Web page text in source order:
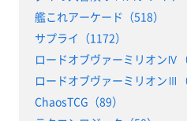
艦これアーケード（518）
サプライ（1172）
ロードオブヴァーミリオンⅣ（
ロードオブヴァーミリオンⅢ（
ChaosTCG（89）